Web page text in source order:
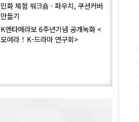
민화 체험 워크숍 - 파우치, 쿠션커버
만들기
K엔타메라보 6주년기념 공개녹화 <
모여라！K-드라마 연구회>